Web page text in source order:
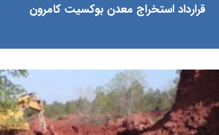
قرارداد استخراج معدن بوکسیت کامرون